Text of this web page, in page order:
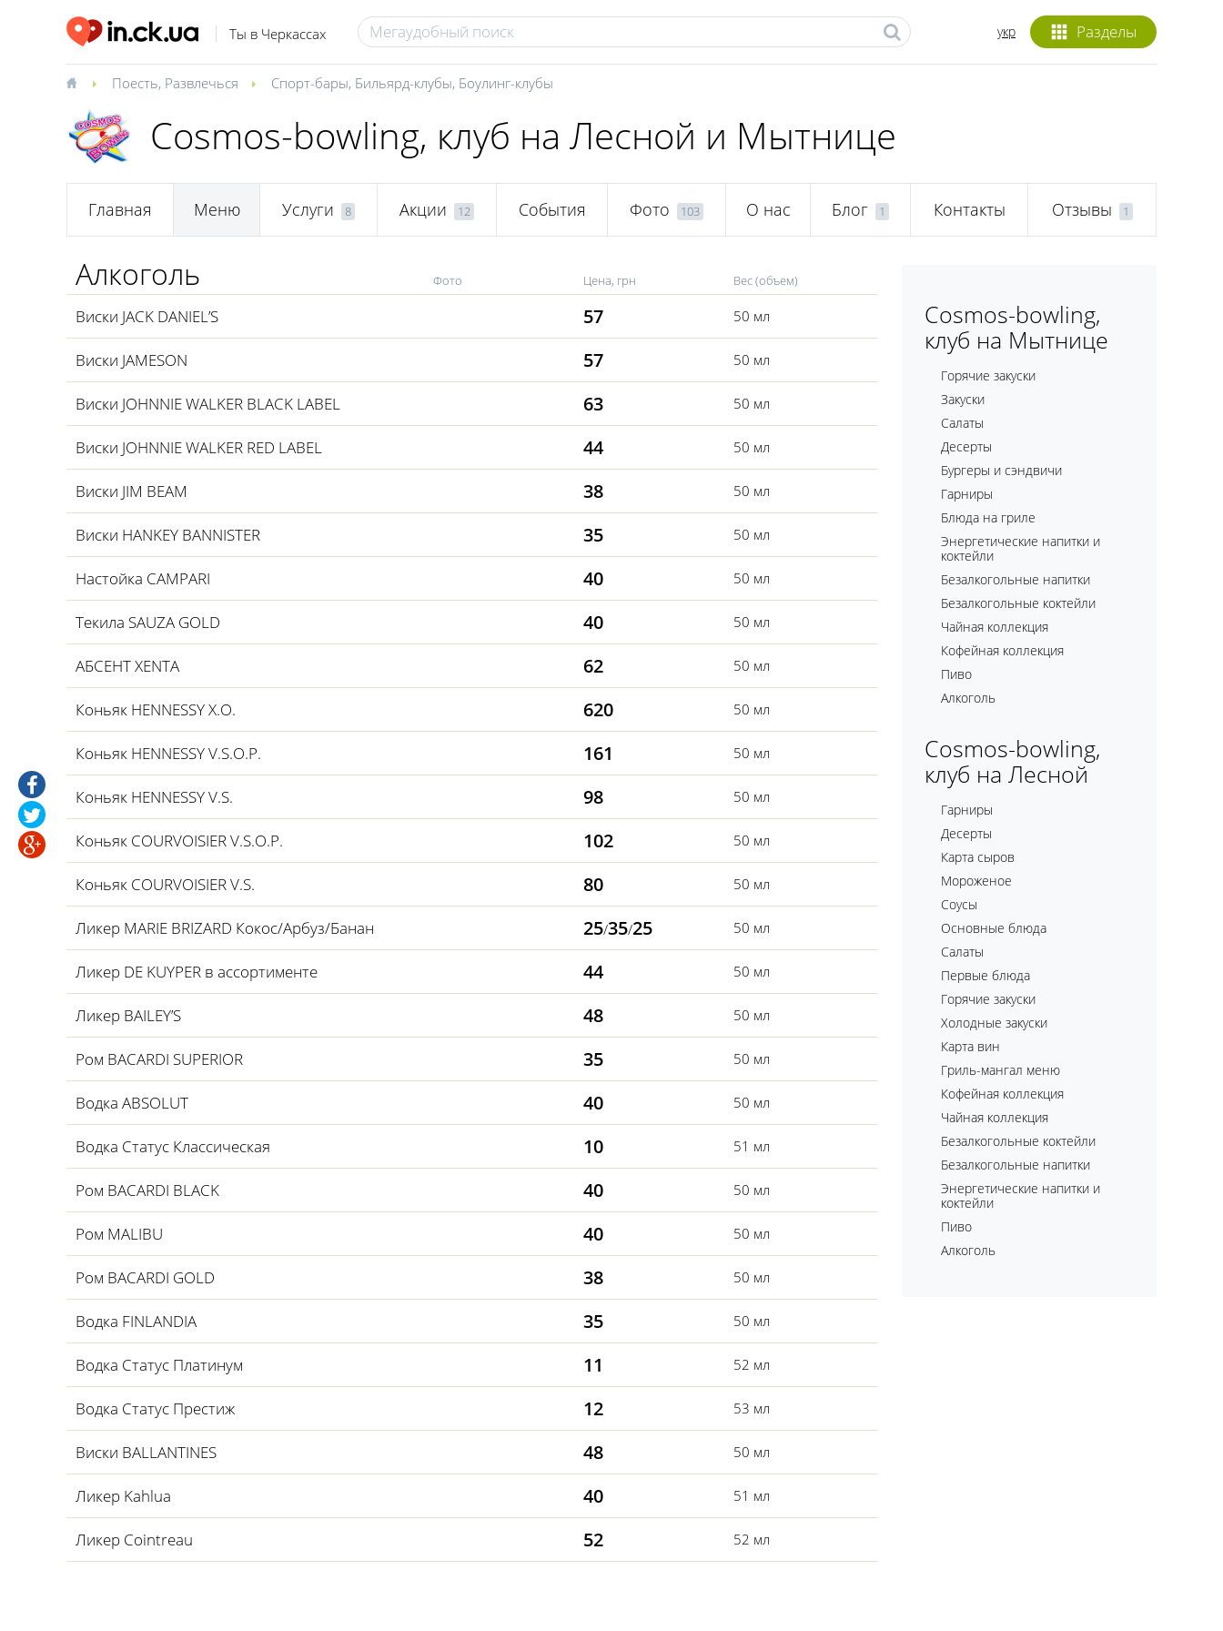
Ты в Черкассах Разделы
укр
Поесть, Развлечься Спорт-бары, Бильярд-клубы, Боулинг-клубы
Cosmos-bowling, клуб на Лесной и Мытнице
Главная Меню Услуги 8 Акции 12 События Фото 103 О нас Блог 1 Контакты Отзывы 1
Алкоголь Фото Цена, грн Вес (объем)
Виски JACK DANIEL’S 57 50 мл
Виски JAMESON 57 50 мл
Виски JOHNNIE WALKER BLACK LABEL 63 50 мл
Виски JOHNNIE WALKER RED LABEL 44 50 мл
Виски JIM BEAM 38 50 мл
Виски HANKEY BANNISTER 35 50 мл
Настойка CAMPARI 40 50 мл
Текила SAUZA GOLD 40 50 мл
АБСЕНТ XENTA 62 50 мл
Коньяк HENNESSY X.O. 620 50 мл
Коньяк HENNESSY V.S.O.P. 161 50 мл
Коньяк HENNESSY V.S. 98 50 мл
Коньяк COURVOISIER V.S.O.P. 102 50 мл
Коньяк COURVOISIER V.S. 80 50 мл
Ликер MARIE BRIZARD Кокос/Арбуз/Банан 25/35/25 50 мл
Ликер DE KUYPER в ассортименте 44 50 мл
Ликер BAILEY’S 48 50 мл
Ром BACARDI SUPERIOR 35 50 мл
Водка ABSOLUT 40 50 мл
Водка Статус Классическая 10 51 мл
Ром BACARDI BLACK 40 50 мл
Ром MALIBU 40 50 мл
Ром BACARDI GOLD 38 50 мл
Водка FINLANDIA 35 50 мл
Водка Статус Платинум 11 52 мл
Водка Статус Престиж 12 53 мл
Виски BALLANTINES 48 50 мл
Ликер Kahlua 40 51 мл
Ликер Cointreau 52 52 мл
Cosmos-bowling,
клуб на Мытнице
Горячие закуски
Закуски
Салаты
Десерты
Бургеры и сэндвичи
Гарниры
Блюда на гриле
Энергетические напитки и
коктейли
Безалкогольные напитки
Безалкогольные коктейли
Чайная коллекция
Кофейная коллекция
Пиво
Алкоголь
Cosmos-bowling,
клуб на Лесной
Гарниры
Десерты
Карта сыров
Мороженое
Соусы
Основные блюда
Салаты
Первые блюда
Горячие закуски
Холодные закуски
Карта вин
Гриль-мангал меню
Кофейная коллекция
Чайная коллекция
Безалкогольные коктейли
Безалкогольные напитки
Энергетические напитки и
коктейли
Пиво
Алкоголь